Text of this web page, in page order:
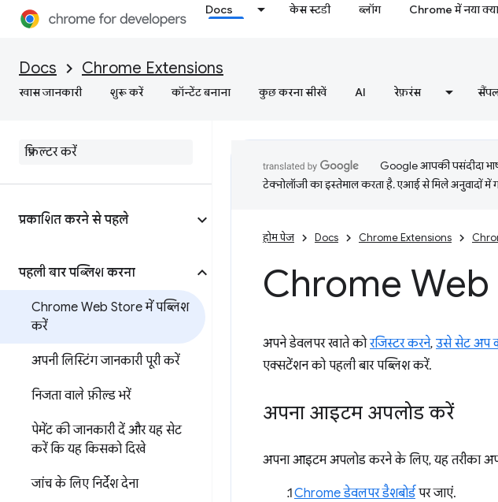
Docs केस स्टडी ब्लॉग Chrome में नया
Docs Chrome Extensions
खास जानकारी शुरू करें कॉन्टेंट बनाना कुछ करना सीखें AI रेफ़रंस
प्रकाशित करने से पहले
पहली बार पब्लिश करना
Chrome Web Store में पब्लिश
करें
अपनी लिस्टिंग जानकारी पूरी करें
निजता वाले फ़ील्ड भरें
पेमेंट की जानकारी दें और यह सेट
करें कि यह किसको दिखे
जांच के लिए निर्देश देना
Google आपकी पसंदीदा
टेक्नोलॉजी का इस्तेमाल करता है. एआई से मिले अनुवादों में
होम पेज Docs Chrome Extensions
Chrome
अपने डेवलपर खाते कोरजिस्टर करने, उसे सेट अप
एक्सटेंशन को पहली बार पब्लिश करें.
अपना आइटम अपलोड करें
अपना आइटम अपलोड करने के लिए, यह तरीका
Chrome डेवलपर डैशबोर्ड पर जाएं.